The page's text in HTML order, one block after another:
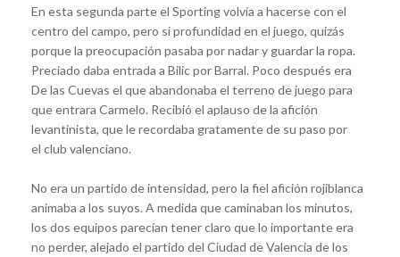
En esta segunda parte el Sporting volvía a hacerse con el
centro del campo, pero si profundidad en el juego, quizás
porque la preocupación pasaba por nadar y guardar la ropa.
Preciado daba entrada a Bilic por Barral. Poco después era
De las Cuevas el que abandonaba el terreno de juego para
que entrara Carmelo. Recibió el aplauso de la afición
levantinista, que le recordaba gratamente de su paso por
el club valenciano.
No era un partido de intensidad, pero la fiel afición rojiblanca
animaba a los suyos. A medida que caminaban los minutos,
los dos equipos parecían tener claro que lo importante era
no perder, alejado el partido del Ciudad de Valencia de los